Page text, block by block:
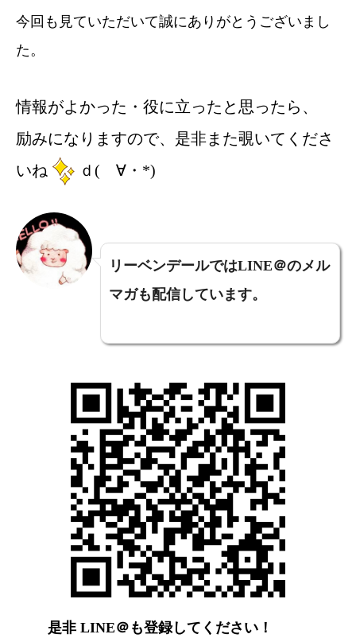
今回も見ていただいて誠にありがとうございまし
た。
情報がよかった・役に立ったと思ったら、
励みになりますので、是非また覗いてくださ
いね
ｄ(ゝ∀・*)
リーベンデールではLINE＠のメル
マガも配信しています。
是非 LINE＠も登録してください！